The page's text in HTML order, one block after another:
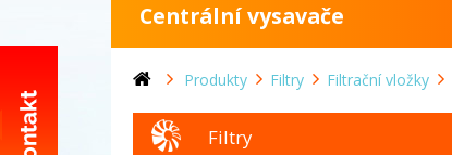
Centrální vysavače
Produkty Filtry Filtrační vložky
Filtry